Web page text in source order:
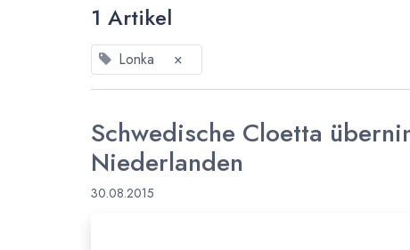
1 Artikel
Lonka ×
Schwedische Cloetta
Niederlanden
30.08.2015